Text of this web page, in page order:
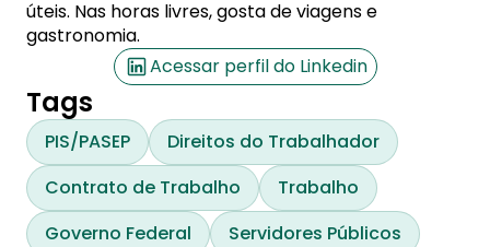
úteis. Nas horas livres, gosta de viagens e
gastronomia.
Acessar perfil do Linkedin
Tags
PIS/PASEP
Direitos do Trabalhador
Contrato de Trabalho
Trabalho
Governo Federal
Servidores Públicos